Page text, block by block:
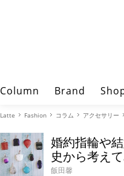
Column Brand
Latte Fashion コラム アクセサリー
婚約指輪や
史から考え
飯田馨